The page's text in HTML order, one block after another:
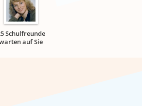
Schulfreunde
auf Sie